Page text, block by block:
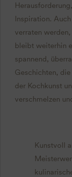
Inspiration.
verraten
bleibt weiterhin
spannend,
Geschichten,
der Kochkunst
verschmelzen
Kunstvoll